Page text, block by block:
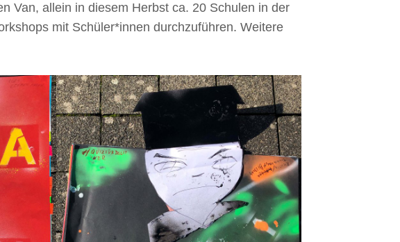
Van, allein in diesem Herbst ca. 20 Schulen in der
mit Schüler*innen durchzuführen. Weitere